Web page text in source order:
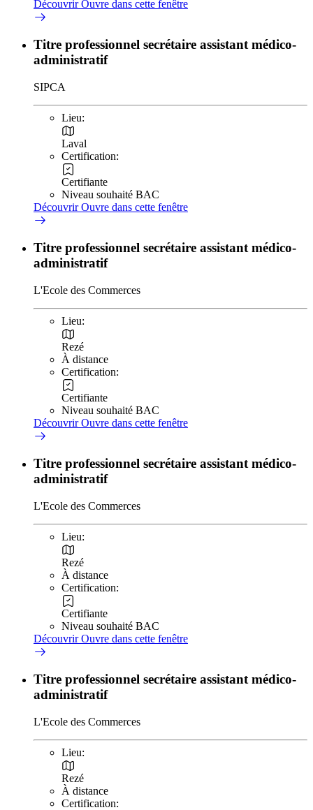
DécouvrirOuvre dans cette fenêtre
Titre professionnel secrétaire assistant médico-
administratif
SIPCA
Lieu:
Laval
Certification:
Certifiante
Niveau souhaité BAC
DécouvrirOuvre dans cette fenêtre
Titre professionnel secrétaire assistant médico-
administratif
L'Ecole des Commerces
Lieu:
Rezé
À distance
Certification:
Certifiante
Niveau souhaité BAC
DécouvrirOuvre dans cette fenêtre
Titre professionnel secrétaire assistant médico-
administratif
L'Ecole des Commerces
Lieu:
Rezé
À distance
Certification:
Certifiante
Niveau souhaité BAC
DécouvrirOuvre dans cette fenêtre
Titre professionnel secrétaire assistant médico-
administratif
L'Ecole des Commerces
Lieu:
Rezé
À distance
Certification: